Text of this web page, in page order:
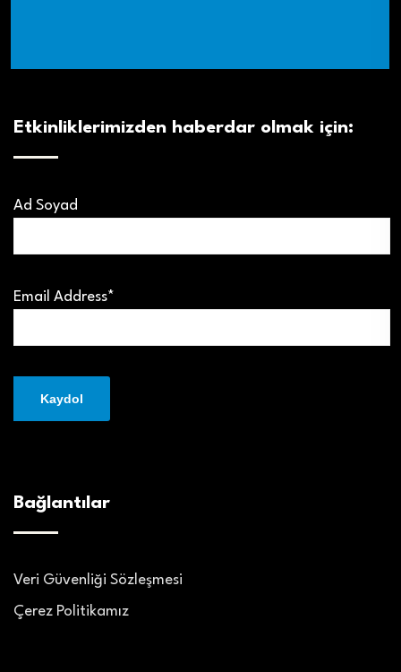
Etkinliklerimizden haberdar olmak için:
Ad Soyad
Email Address*
Bağlantılar
Veri Güvenliği Sözleşmesi
Çerez Politikamız